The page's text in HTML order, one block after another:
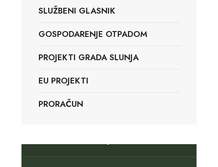
SLUŽBENI GLASNIK
GOSPODARENJE OTPADOM
PROJEKTI GRADA SLUNJA
EU PROJEKTI
PRORAČUN